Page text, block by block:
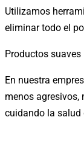
Utilizamos
eliminar todo el
Productos suaves
En nuestra
menos
cuidando la salud